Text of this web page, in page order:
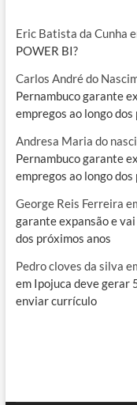
Eric Batista da Cunha
POWER BI?
Carlos André do
Pernambuco garante
empregos ao longo
Andresa Maria do
Pernambuco garante
empregos ao longo
George Reis Ferreira
garante expansão e
dos próximos anos
Pedro cloves da silva
em Ipojuca deve gerar
enviar currículo